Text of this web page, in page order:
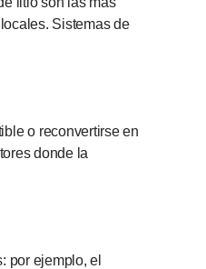
Sistemas de
o reconvertirse en
donde la
por ejemplo, el